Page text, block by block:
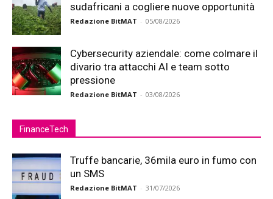
sudafricani a cogliere nuove opportunità
Redazione BitMAT - 05/08/2026
Cybersecurity aziendale: come colmare il
divario tra attacchi AI e team sotto
pressione
Redazione BitMAT - 03/08/2026
FinanceTech
Truffe bancarie, 36mila euro in fumo con
un SMS
Redazione BitMAT - 31/07/2026